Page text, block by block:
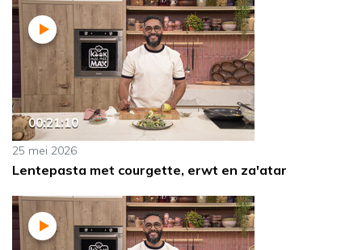
00:21:10
25 mei 2026
Lentepasta met courgette, erwt en za'atar